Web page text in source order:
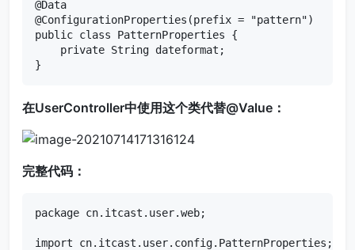
@Data
@ConfigurationProperties(prefix = "pattern")
public class PatternProperties {
private String dateformat;
}
在UserController中使用这个类代替@Value：
完整代码：
package cn.itcast.user.web;
import cn.itcast.user.config.PatternProperties;